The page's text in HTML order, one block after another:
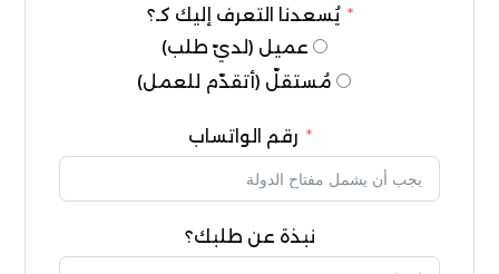
يُسعدنا التعرف إليك كـ؟
عميل (لديّ طلب)
مُستقلّ (أتقدّم للعمل)
رقم الواتساب
نبذة عن طلبك؟